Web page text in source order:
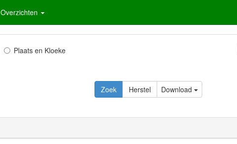
Overzichten
Plaats en Kloeke
Zoek Herstel Download